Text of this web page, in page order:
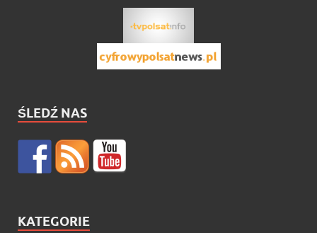
ŚLEDŹ NAS
KATEGORIE